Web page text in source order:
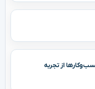
از تجربه